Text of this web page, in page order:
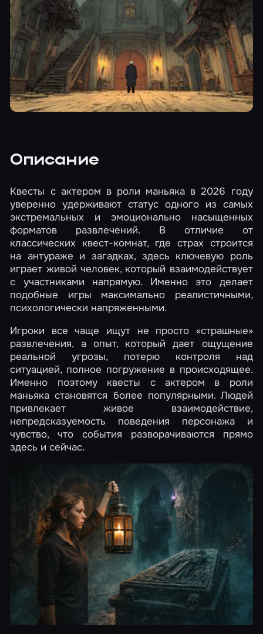
Описание
Квесты с актером в роли маньяка в 2026 году
уверенно удерживают статус одного из самых
экстремальных и эмоционально насыщенных
форматов развлечений. В отличие от
классических квест-комнат, где страх строится
на антураже и загадках, здесь ключевую роль
играет живой человек, который взаимодействует
с участниками напрямую. Именно это делает
подобные игры максимально реалистичными,
психологически напряженными.
Игроки все чаще ищут не просто «страшные»
развлечения, а опыт, который дает ощущение
реальной угрозы, потерю контроля над
ситуацией, полное погружение в происходящее.
Именно поэтому квесты с актером в роли
маньяка становятся более популярными. Людей
привлекает живое взаимодействие,
непредсказуемость поведения персонажа и
чувство, что события разворачиваются прямо
здесь и сейчас.